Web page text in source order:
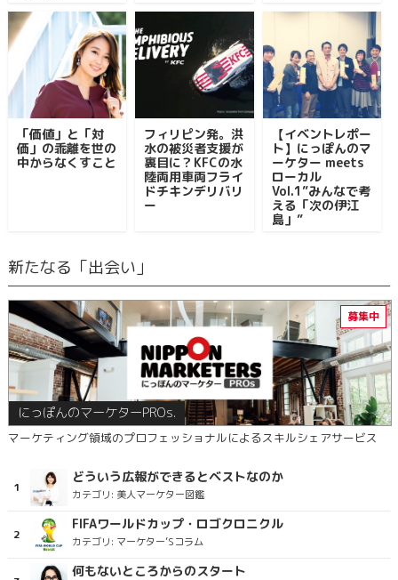
「価値」と「対
価」の乖離を世の
中からなくすこと
フィリピン発。洪
水の被災者支援が
裏目に？KFCの水
陸両用車両フライ
ドチキンデリバリ
ー
【イベントレポー
ト】にっぽんのマ
ーケター meets
ローカル
Vol.1”みんなで考
える「次の伊江
島」”
新たなる「出会い」
にっぽんのマーケターPROs.
マーケティング領域のプロフェッショナルによるスキルシェアサービス
どういう広報ができるとベストなのか
カテゴリ: 美人マーケター図鑑
FIFAワールドカップ・ロゴクロニクル
カテゴリ: マーケター’Sコラム
何もないところからのスタート